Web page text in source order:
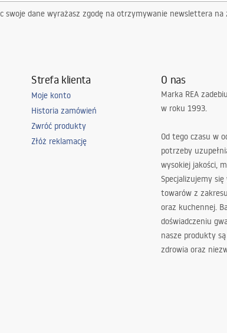
swoje dane wyrażasz zgodę na otrzymywanie newslettera na
Strefa klienta
Moje konto
Historia zamówień
Zwróć produkty
Złóż reklamację
O nas
Marka REA
w roku 1993.
Od tego czasu w
potrzeby
wysokiej jakości,
Specjalizujemy
towarów z
oraz kuchennej.
doświadczeniu
nasze produkty
zdrowia oraz